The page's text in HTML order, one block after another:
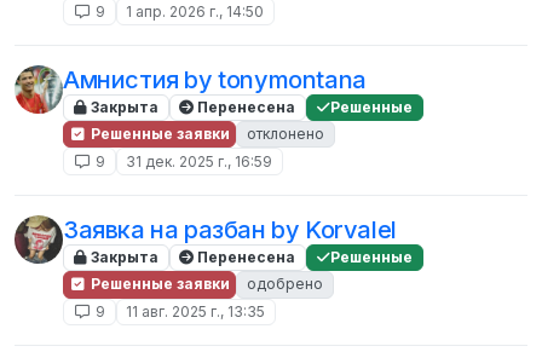
9
1 апр. 2026 г., 14:50
Амнистия by tonymontana
Закрыта Перенесена
Решенные
Решенные заявки
отклонено
9
31 дек. 2025 г., 16:59
Заявка на разбан by Korvalel
Закрыта Перенесена
Решенные
Решенные заявки
одобрено
9
11 авг. 2025 г., 13:35